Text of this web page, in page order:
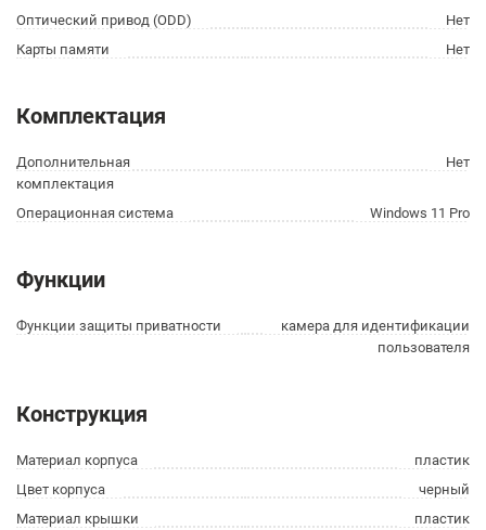
Оптический привод (ODD)
Нет
Карты памяти
Нет
Комплектация
Дополнительная
комплектация
Нет
Операционная система Windows 11 Pro
Функции
Функции защиты приватности
камера для идентификации
пользователя
Конструкция
Материал корпуса
пластик
Цвет корпуса
черный
Материал крышки
пластик